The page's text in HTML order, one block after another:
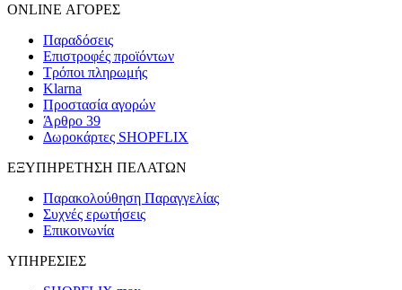
ONLINE ΑΓΟΡΕΣ
Παραδόσεις
Επιστροφές προϊόντων
Τρόποι πληρωμής
Klarna
Προστασία αγορών
Άρθρο 39
Δωροκάρτες SHOPFLIX
ΕΞΥΠΗΡΕΤΗΣΗ ΠΕΛΑΤΩΝ
Παρακολούθηση Παραγγελίας
Συχνές ερωτήσεις
Επικοινωνία
ΥΠΗΡΕΣΙΕΣ